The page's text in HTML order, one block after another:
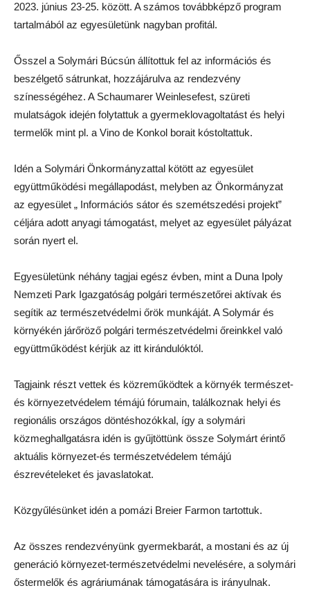
2023. június 23-25. között. A számos továbbképző program
tartalmából az egyesületünk nagyban profitál.
Ősszel a Solymári Búcsún állítottuk fel az információs és
beszélgető sátrunkat, hozzájárulva az rendezvény
színességéhez. A Schaumarer Weinlesefest, szüreti
mulatságok idején folytattuk a gyermeklovagoltatást és helyi
termelők mint pl. a Vino de Konkol borait kóstoltattuk.
Idén a Solymári Önkormányzattal kötött az egyesület
együttműködési megállapodást, melyben az Önkormányzat
az egyesület „ Információs sátor és szemétszedési projekt”
céljára adott anyagi támogatást, melyet az egyesület pályázat
során nyert el.
Egyesületünk néhány tagjai egész évben, mint a Duna Ipoly
Nemzeti Park Igazgatóság polgári természetőrei aktívak és
segítik az természetvédelmi őrök munkáját. A Solymár és
környékén járőröző polgári természetvédelmi őreinkkel való
együttműködést kérjük az itt kirándulóktól.
Tagjaink részt vettek és közreműködtek a környék természet-
és környezetvédelem témájú fórumain, találkoznak helyi és
regionális országos döntéshozókkal, így a solymári
közmeghallgatásra idén is gyűjtöttünk össze Solymárt érintő
aktuális környezet-és természetvédelem témájú
észrevételeket és javaslatokat.
Közgyűlésünket idén a pomázi Breier Farmon tartottuk.
Az összes rendezvényünk gyermekbarát, a mostani és az új
generáció környezet-természetvédelmi nevelésére, a solymári
őstermelők és agráriumának támogatására is irányulnak.